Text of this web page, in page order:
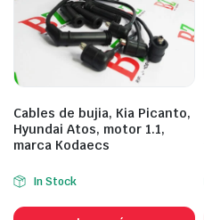
Cables de bujia, Kia Picanto,
Hyundai Atos, motor 1.1,
marca Kodaecs
In Stock